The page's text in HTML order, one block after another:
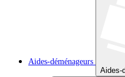
Aides-déménageurs
Aides-